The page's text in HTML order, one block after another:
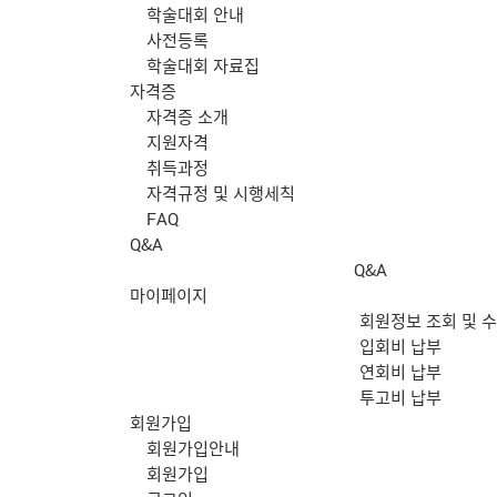
학술대회 안내
사전등록
학술대회 자료집
자격증
자격증 소개
지원자격
취득과정
자격규정 및 시행세칙
FAQ
Q&A
Q&A
마이페이지
회원정보 조회 및
입회비 납부
연회비 납부
투고비 납부
회원가입
회원가입안내
회원가입